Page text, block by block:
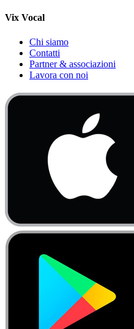
Vix Vocal
Chi siamo
Contatti
Partner & associazioni
Lavora con noi